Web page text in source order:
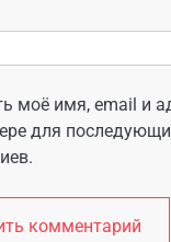
моё имя, email и
для